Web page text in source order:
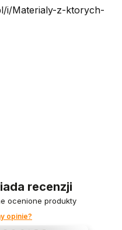
i/Materialy-z-ktorych-
recenzji
ocenione produkty
opinie?